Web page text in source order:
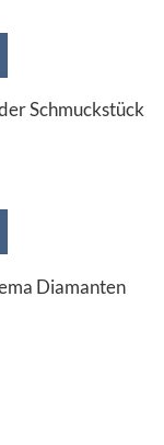
Schmuckstück
Diamanten